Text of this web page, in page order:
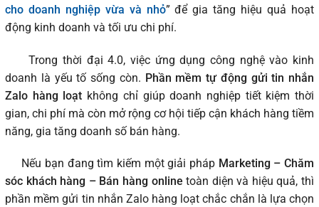
cho doanh nghiệp vừa và nhỏ” để gia tăng hiệu quả hoạt
động kinh doanh và tối ưu chi phí.
Trong thời đại 4.0, việc ứng dụng công nghệ vào kinh
doanh là yếu tố sống còn. Phần mềm tự động gửi tin nhắn
Zalo hàng loạt không chỉ giúp doanh nghiệp tiết kiệm thời
gian, chi phí mà còn mở rộng cơ hội tiếp cận khách hàng tiềm
năng, gia tăng doanh số bán hàng.
Nếu bạn đang tìm kiếm một giải pháp Marketing – Chăm
sóc khách hàng – Bán hàng online toàn diện và hiệu quả, thì
phần mềm gửi tin nhắn Zalo hàng loạt chắc chắn là lựa chọn